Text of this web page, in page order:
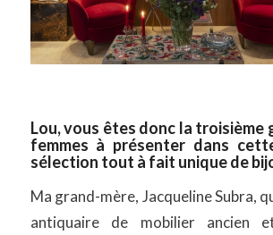
Lou, vous êtes donc la troisième
femmes à présenter dans
sélection tout à fait unique de
Ma grand-mère, Jacqueline Subra,
antiquaire de mobilier ancien